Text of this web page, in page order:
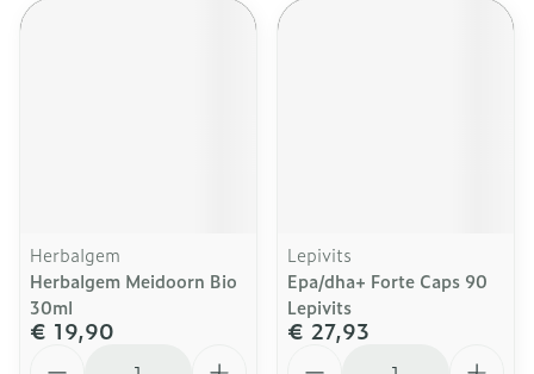
Herbalgem
Herbalgem Meidoorn Bio
30ml
€ 19,90
Lepivits
Epa/dha+ Forte Caps 90
Lepivits
€ 27,93